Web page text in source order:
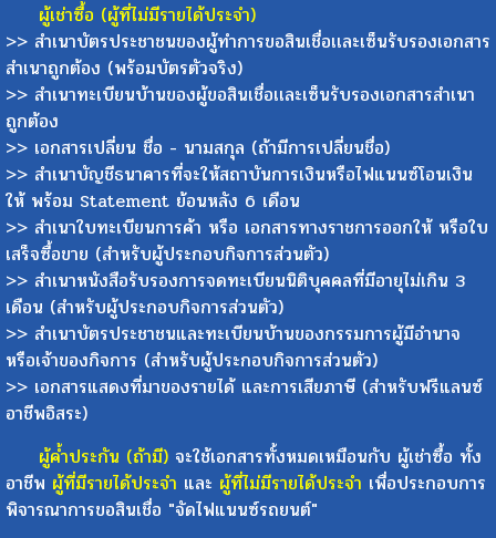
ผู้เช่าซื้อ (ผู้ที่ไม่มีรายได้ประจำ)
>> สำเนาบัตรประชาชนของผู้ทำการขอสินเชื่อเเละเซ็นรับรองเอกสาร
สำเนาถูกต้อง (พร้อมบัตรตัวจริง)
>> สำเนาทะเบียนบ้านของผู้ขอสินเชื่อเเละเซ็นรับรองเอกสารสำเนา
ถูกต้อง
>> เอกสารเปลี่ยน ชื่อ - นามสกุล (ถ้ามีการเปลี่ยนชื่อ)
>> สำเนาบัญชีธนาคารที่จะให้สถาบันการเงินหรือไฟแนนซ์โอนเงิน
ให้ พร้อม Statement ย้อนหลัง 6 เดือน
>> สำเนาใบทะเบียนการค้า หรือ เอกสารทางราชการออกให้ หรือใบ
เสร็จซื้อขาย (สำหรับผู้ประกอบกิจการส่วนตัว)
>> สำเนาหนังสือรับรองการจดทะเบียนนิติบุคคลที่มีอายุไม่เกิน 3
เดือน (สำหรับผู้ประกอบกิจการส่วนตัว)
>> สำเนาบัตรประชาชนและทะเบียนบ้านของกรรมการผู้มีอำนาจ
หรือเจ้าของกิจการ (สำหรับผู้ประกอบกิจการส่วนตัว)
>> เอกสารแสดงที่มาของรายได้ และการเสียภาษี (สำหรับฟรีแลนซ์
อาชีพอิสระ)
ผู้ค้ำประกัน (ถ้ามี) จะใช้เอกสารทั้งหมดเหมือนกับ ผู้เช่าซื้อ ทั้ง
อาชีพ ผู้ที่มีรายได้ประจำ และ ผู้ที่ไม่มีรายได้ประจำ เพื่อประกอบการ
พิจารณาการขอสินเชื่อ "จัดไฟแนนซ์รถยนต์"